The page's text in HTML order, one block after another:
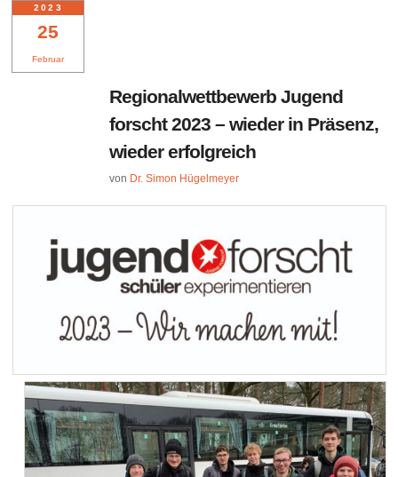
25
Februar
2023
Regionalwettbewerb Jugend
forscht 2023 – wieder in Präsenz,
wieder erfolgreich
von Dr. Simon Hügelmeyer